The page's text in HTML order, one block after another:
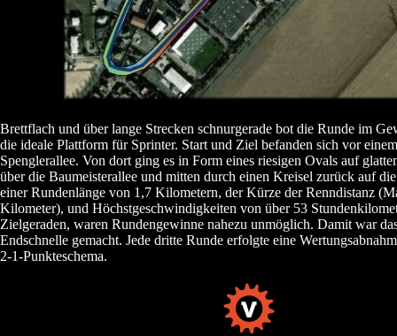
Brettflach und über lange Strecken schnurgerade bot die Runde im
die ideale Plattform für Sprinter. Start und Ziel befanden sich vor
Spenglerallee. Von dort ging es in Form eines riesigen Ovals auf
über die Baumeisterallee und mitten durch einen Kreisel zurück auf
einer Rundenlänge von 1,7 Kilometern, der Kürze der Renndistanz
Kilometer), und Höchstgeschwindigkeiten von über 53
Zielgeraden, waren Rundengewinne nahezu unmöglich. Damit war
Endschnelle gemacht. Jede dritte Runde erfolgte eine
2-1-Punkteschema.